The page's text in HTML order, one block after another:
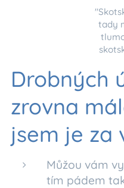
tady
Drobných
zrovna
jsem je za
Můžou vám
tím pádem